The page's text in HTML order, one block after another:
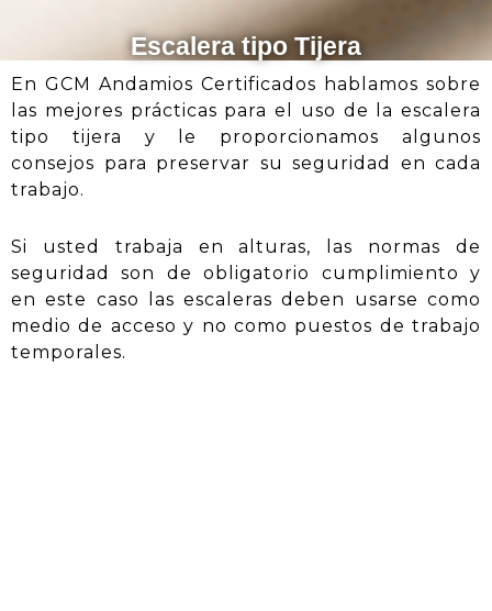
Escalera tipo Tijera
En GCM Andamios Certificados hablamos sobre
las mejores prácticas para el uso de la escalera
tipo tijera y le proporcionamos algunos
consejos para preservar su seguridad en cada
trabajo.
Si usted trabaja en alturas, las normas de
seguridad son de obligatorio cumplimiento y
en este caso las escaleras deben usarse como
medio de acceso y no como puestos de trabajo
temporales.